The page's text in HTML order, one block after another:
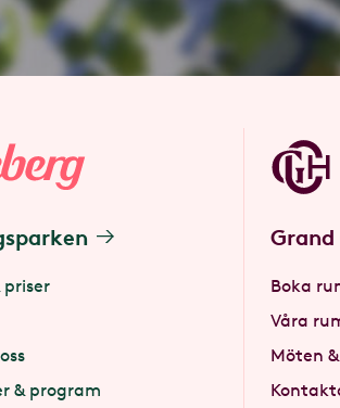
& program
Boka
Våra
Möten